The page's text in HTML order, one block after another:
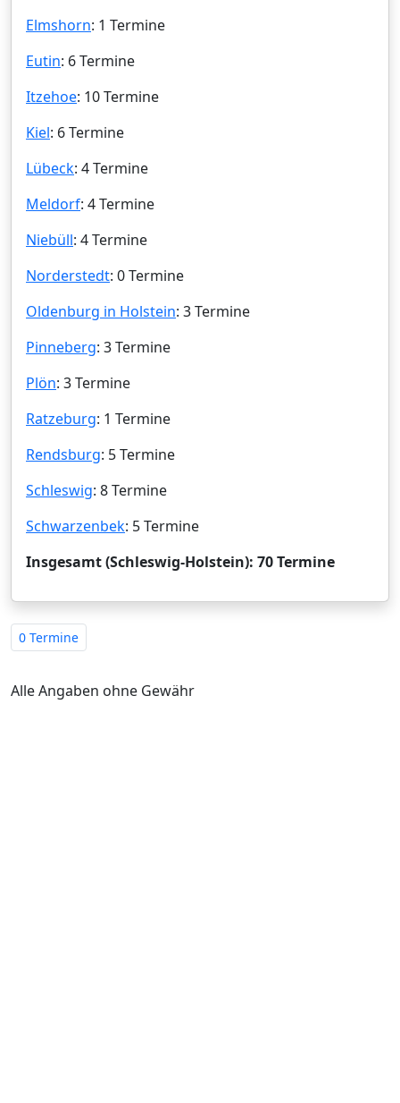
Elmshorn: 1 Termine
Eutin: 6 Termine
Itzehoe: 10 Termine
Kiel: 6 Termine
Lübeck: 4 Termine
Meldorf: 4 Termine
Niebüll: 4 Termine
Norderstedt: 0 Termine
Oldenburg in Holstein: 3 Termine
Pinneberg: 3 Termine
Plön: 3 Termine
Ratzeburg: 1 Termine
Rendsburg: 5 Termine
Schleswig: 8 Termine
Schwarzenbek: 5 Termine
Insgesamt (Schleswig-Holstein): 70 Termine
0 Termine
Alle Angaben ohne Gewähr